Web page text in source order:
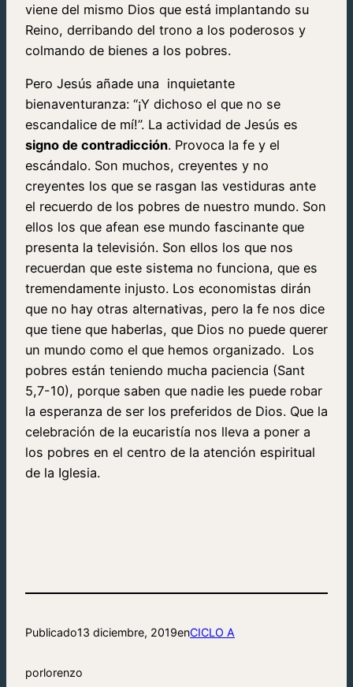
viene del mismo Dios que está implantando su
Reino, derribando del trono a los poderosos y
colmando de bienes a los pobres.
Pero Jesús añade una inquietante
bienaventuranza: “¡Y dichoso el que no se
escandalice de mí!”. La actividad de Jesús es
signo de contradicción. Provoca la fe y el
escándalo. Son muchos, creyentes y no
creyentes los que se rasgan las vestiduras ante
el recuerdo de los pobres de nuestro mundo. Son
ellos los que afean ese mundo fascinante que
presenta la televisión. Son ellos los que nos
recuerdan que este sistema no funciona, que es
tremendamente injusto. Los economistas dirán
que no hay otras alternativas, pero la fe nos dice
que tiene que haberlas, que Dios no puede querer
un mundo como el que hemos organizado. Los
pobres están teniendo mucha paciencia (Sant
5,7-10), porque saben que nadie les puede robar
la esperanza de ser los preferidos de Dios. Que la
celebración de la eucaristía nos lleva a poner a
los pobres en el centro de la atención espiritual
de la Iglesia.
Publicado13 diciembre, 2019enCICLO A
porlorenzo